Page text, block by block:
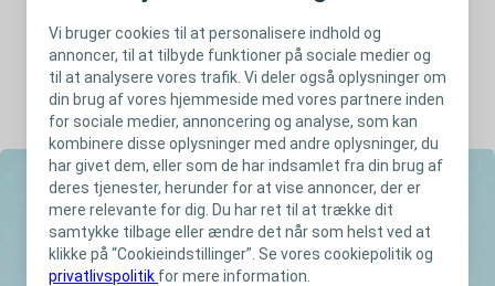
Vi bruger cookies til at personalisere indhold og
annoncer, til at tilbyde funktioner på sociale medier og
til at analysere vores trafik. Vi deler også oplysninger om
din brug af vores hjemmeside med vores partnere inden
for sociale medier, annoncering og analyse, som kan
kombinere disse oplysninger med andre oplysninger, du
har givet dem, eller som de har indsamlet fra din brug af
deres tjenester, herunder for at vise annoncer, der er
mere relevante for dig. Du har ret til at trække dit
samtykke tilbage eller ændre det når som helst ved at
klikke på “Cookieindstillinger”. Se vores cookiepolitik og
privatlivspolitik for mere information.
Bestil gratis vareprøver